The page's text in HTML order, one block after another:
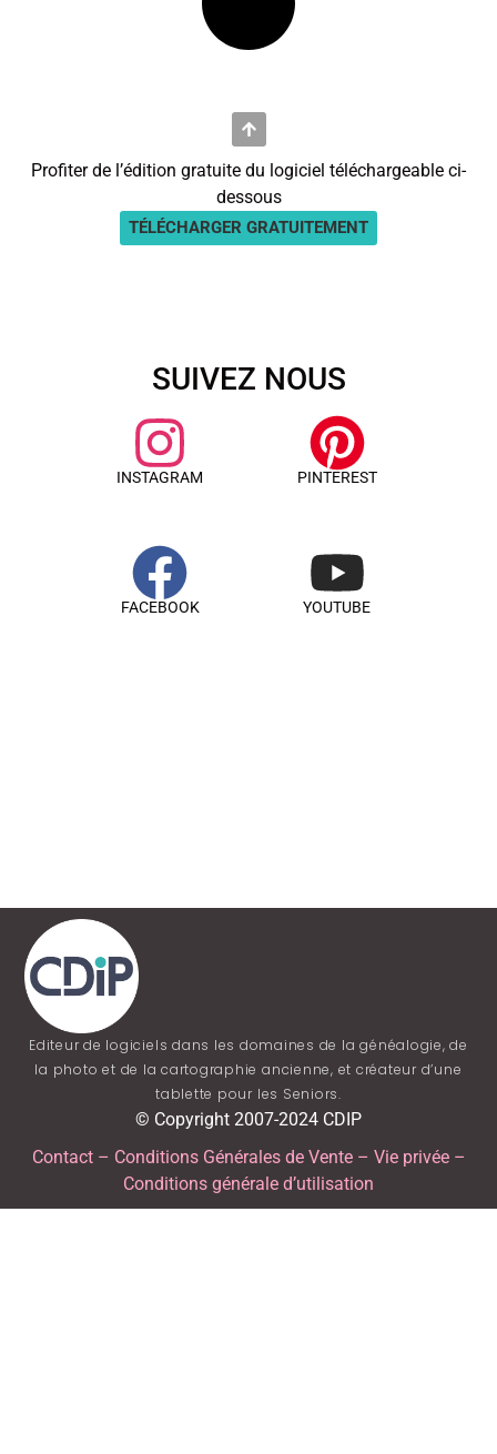
Profiter de l’édition gratuite du logiciel téléchargeable ci-
dessous
TÉLÉCHARGER GRATUITEMENT
SUIVEZ NOUS
INSTAGRAM
FACEBOOK
PINTEREST
YOUTUBE
Editeur de logiciels dans les domaines de la généalogie, de
la photo et de la cartographie ancienne, et créateur d’une
tablette pour les Seniors.
© Copyright 2007-2024 CDIP
Contact– Conditions Générales de Vente– Vie privée–
Conditions générale d’utilisation